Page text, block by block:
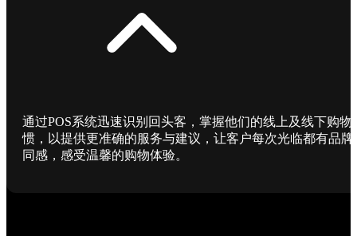
通过POS系统迅速识别回头客，掌握他们的线上及线下购物
惯，以提供更准确的服务与建议，让客户每次光临都有品牌
同感，感受温馨的购物体验。